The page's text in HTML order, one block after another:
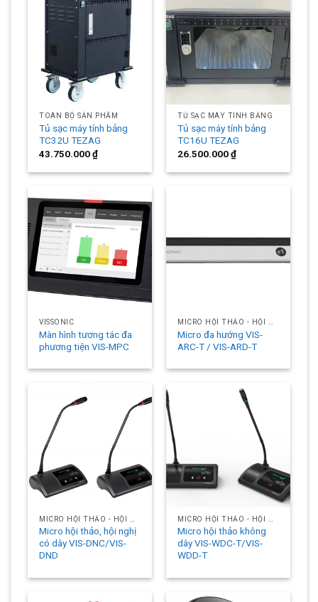
TOÀN BỘ SẢN PHẨM
Tủ sạc máy tính bảng
TC32U TEZAG
43.750.000₫
TỦ SẠC MÁY TÍNH BẢNG
Tủ sạc máy tính bảng
TC16U TEZAG
26.500.000₫
VISSONIC
Màn hình tương tác đa
phương tiện VIS-MPC
Micro đa hướng VIS-
ARC-T / VIS-ARD-T
Micro hội thảo, hội nghị
có dây VIS-DNC/VIS-
DND
Micro hội thảo không
dây VIS-WDC-T/VIS-
WDD-T